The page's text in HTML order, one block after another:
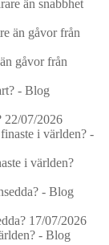
än snabbhet
gåvor från
22/07/2026
i världen?
17/07/2026